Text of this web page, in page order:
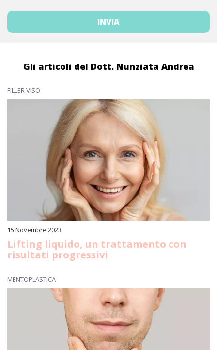
Gli articoli del Dott. Nunziata Andrea
FILLER VISO
15 Novembre 2023
Lifting liquido, un trattamento con
risultati progressivi
MENTOPLASTICA